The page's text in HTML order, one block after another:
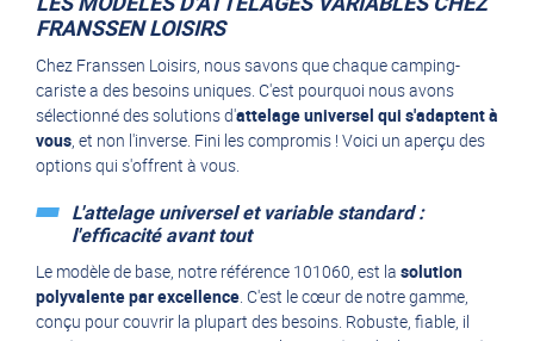
FRANSSEN LOISIRS
Chez Franssen Loisirs, nous savons que chaque camping-
cariste a des besoins uniques. C'est pourquoi nous avons
sélectionné des solutions d'attelage universel qui s'adaptent à
vous, et non l'inverse. Fini les compromis ! Voici un aperçu des
options qui s'offrent à vous.
L'attelage universel et variable standard :
l'efficacité avant tout
Le modèle de base, notre référence 101060, est la solution
polyvalente par excellence. C'est le cœur de notre gamme,
conçu pour couvrir la plupart des besoins. Robuste, fiable, il